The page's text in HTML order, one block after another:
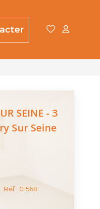
SEINE - 3
Sur Seine
Réf : 01568